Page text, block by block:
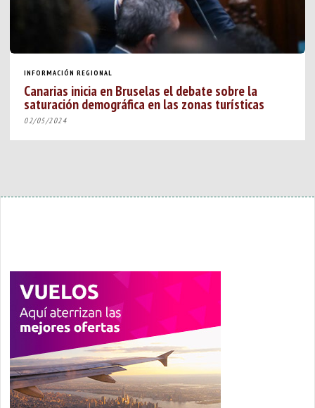
INFORMACIÓN REGIONAL
Canarias inicia en Bruselas el debate sobre la
saturación demográfica en las zonas turísticas
02/05/2024